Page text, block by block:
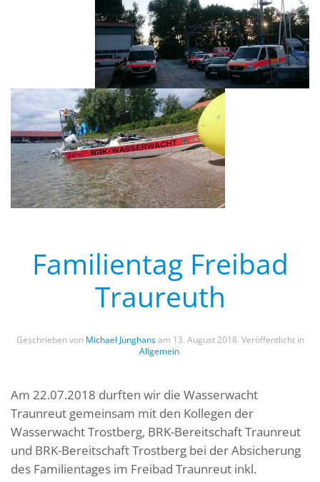
Familientag Freibad
Traureuth
Geschrieben von Michael Junghansam 13. August 2018. Veröffentlicht in
Allgemein.
Am 22.07.2018 durften wir die Wasserwacht
Traunreut gemeinsam mit den Kollegen der
Wasserwacht Trostberg, BRK-Bereitschaft Traunreut
und BRK-Bereitschaft Trostberg bei der Absicherung
des Familientages im Freibad Traunreut inkl.